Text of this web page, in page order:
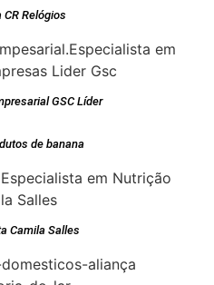
CR Relógios
GSC Líder
de banana
Camila Salles